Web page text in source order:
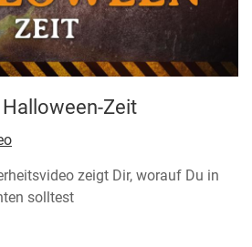
Zeit
zeigt Dir, worauf Du in
solltest